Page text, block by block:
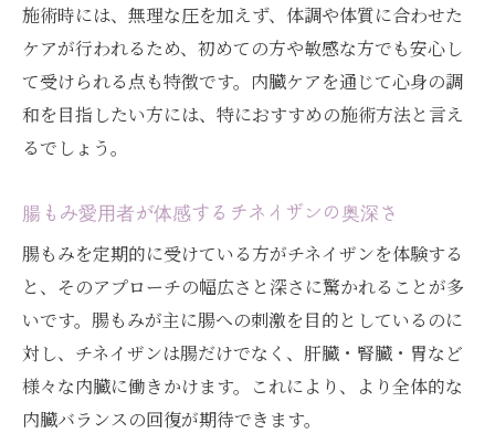
施術時には、無理な圧を加えず、体調や体質に合わせた
ケアが行われるため、初めての方や敏感な方でも安心し
て受けられる点も特徴です。内臓ケアを通じて心身の調
和を目指したい方には、特におすすめの施術方法と言え
るでしょう。
腸もみ愛用者が体感するチネイザンの奥深さ
腸もみを定期的に受けている方がチネイザンを体験する
と、そのアプローチの幅広さと深さに驚かれることが多
いです。腸もみが主に腸への刺激を目的としているのに
対し、チネイザンは腸だけでなく、肝臓・腎臓・胃など
様々な内臓に働きかけます。これにより、より全体的な
内臓バランスの回復が期待できます。